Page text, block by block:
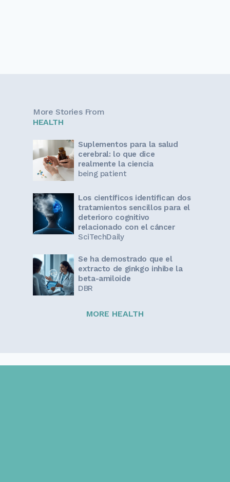
More Stories From
HEALTH
Suplementos para la salud
cerebral: lo que dice
realmente la ciencia
being patient
Los científicos identifican dos
tratamientos sencillos para el
deterioro cognitivo
relacionado con el cáncer
SciTechDaily
Se ha demostrado que el
extracto de ginkgo inhibe la
beta-amiloide
DBR
MORE HEALTH